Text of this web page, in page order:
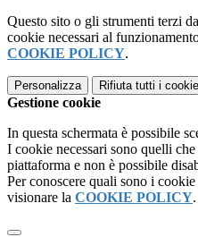
Questo sito o gli strumenti terzi
cookie necessari al
COOKIE POLICY.
Personalizza Rifiuta tutti i
Gestione cookie
In questa schermata è possibile
I cookie necessari sono quelli
piattaforma e non è possibile
Per conoscere quali sono i
visionare la COOKIE POLICY.